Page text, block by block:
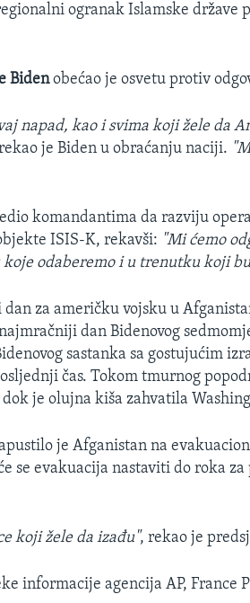
ogranak Islamske države
Bidenobećao je osvetu protiv
napad, kao i svima koji žele da
je Biden u obraćanju naciji.
komandantima da razviju
ISIS-K, rekavši: "Mi ćemo
koje odaberemo i u trenutku koji
za američku vojsku u
dan Bidenovog
sastanka sa gostujućim
čas. Tokom tmurnog
je olujna kiša zahvatila
je Afganistan na
se evakuacija nastaviti do roka
koji žele da izađu", rekao je
informacije agencija AP, France